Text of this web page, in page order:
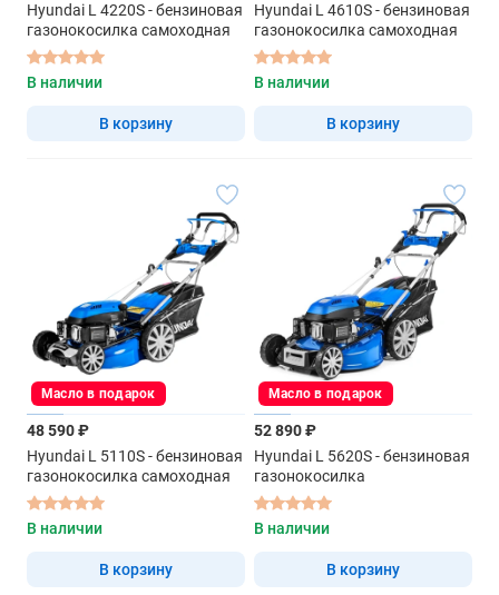
Hyundai L 4220S - бензиновая
газонокосилка самоходная
В наличии
В корзину
Hyundai L 4610S - бензиновая
газонокосилка самоходная
В наличии
В корзину
Масло в подарок
48 590 ₽
Hyundai L 5110S - бензиновая
газонокосилка самоходная
В наличии
В корзину
Масло в подарок
52 890 ₽
Hyundai L 5620S - бензиновая
газонокосилка
В наличии
В корзину